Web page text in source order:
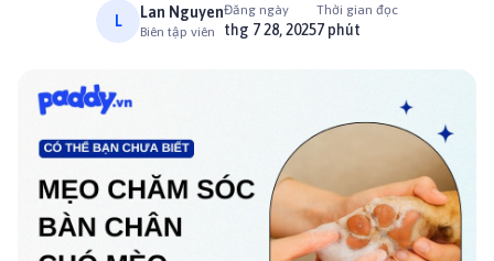
L Lan Nguyen
Biên tập viên
Đăng ngày
thg 7 28, 2025
Thời gian đọc
7 phút